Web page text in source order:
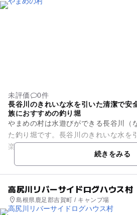
未評価
0件
長谷川のきれいな水を引いた清潔で安
族におすすめの釣り堀
やまめの村は水遊びができる長谷川（
た釣り堀です。長谷川のきれいな水を
楽しめます。直径18mの円形型の池で
に浄化された状態でキープ...続きをみる
高尻川リバーサイドログハウス村
島根県鹿足郡吉賀町 / キャンプ場